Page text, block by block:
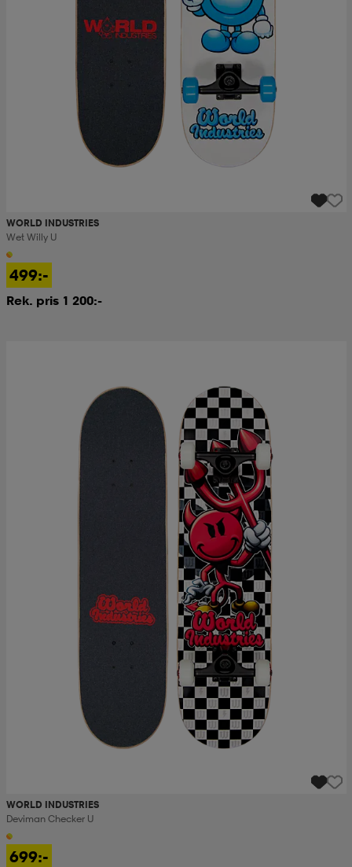
WORLD INDUSTRIES
Wet Willy U
499:-
Rek. pris 1 200:-
WORLD INDUSTRIES
Deviman Checker U
699:-